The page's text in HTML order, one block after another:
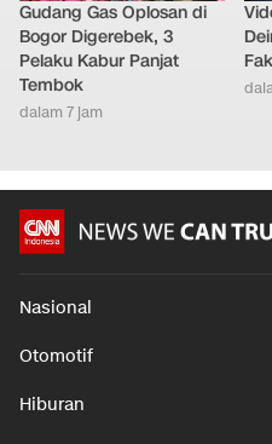
Gudang Gas Oplosan di
Bogor Digerebek, 3
Pelaku Kabur Panjat
Tembok
dalam 7 jam
Nasional
Otomotif
Hiburan